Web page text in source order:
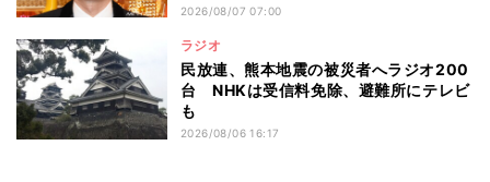
2026/08/07 07:00
ラジオ
民放連、熊本地震の被災者へラジオ200
台 NHKは受信料免除、避難所にテレビ
も
2026/08/06 16:17